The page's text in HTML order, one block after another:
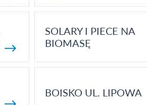
SOLARY I PIECE NA
BIOMASĘ
BOISKO UL. LIPOWA